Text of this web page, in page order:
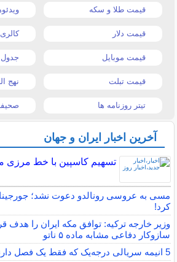
قیمت طلا و سکه
قیمت دلار
قیمت موبایل
قیمت تبلت نهج
تیتر روزنامه ها
آخرین اخبار ایران و جهان
تسهیم کاسپین با خط مرزی
مسی به عروسی رونالدو دعوت نشد؛ جورجینا
کرد!
وزیر خارجه ترکیه: توافق مکه ایران را هدف
سازوکار دفاعی مشابه ماده ۵ ناتو
5 انیمه سریالی درجه‌یک که فقط یک فصل دارند